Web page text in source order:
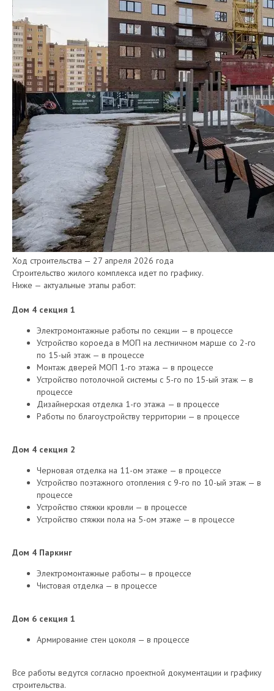
Ход строительства — 27 апреля 2026 года
Строительство жилого комплекса идет по графику.
Ниже — актуальные этапы работ:
Дом 4 секция 1
Электромонтажные работы по секции — в процессе
Устройство короеда в МОП на лестничном марше со 2-го
по 15-ый этаж — в процессе
Монтаж дверей МОП 1-го этажа — в процессе
Устройство потолочной системы с 5-го по 15-ый этаж — в
процессе
Дизайнерская отделка 1-го этажа — в процессе
Работы по благоустройству территории — в процессе
Дом 4 секция 2
Черновая отделка на 11-ом этаже — в процессе
Устройство поэтажного отопления с 9-го по 10-ый этаж — в
процессе
Устройство стяжки кровли — в процессе
Устройство стяжки пола на 5-ом этаже — в процессе
Дом 4 Паркинг
Электромонтажные работы— в процессе
Чистовая отделка — в процессе
Дом 6 секция 1
Армирование стен цоколя — в процессе
Все работы ведутся согласно проектной документации и графику
строительства.